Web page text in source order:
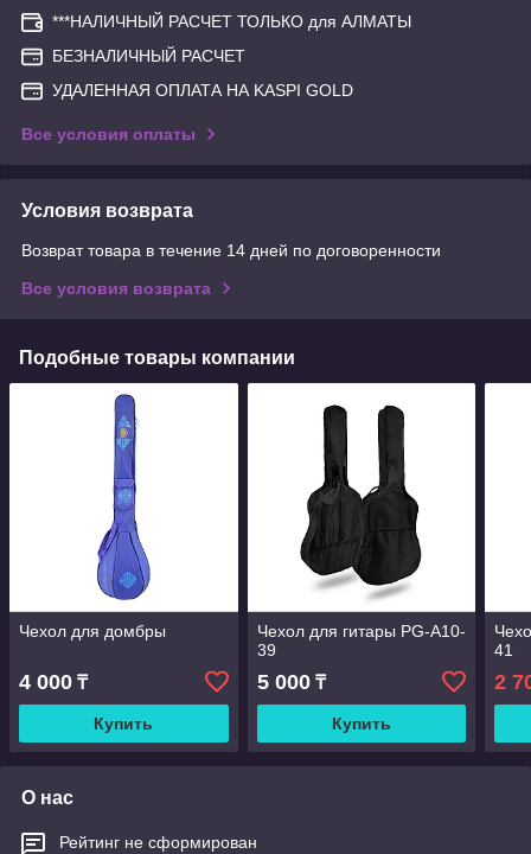
***НАЛИЧНЫЙ РАСЧЕТ ТОЛЬКО для АЛМАТЫ
БЕЗНАЛИЧНЫЙ РАСЧЕТ
УДАЛЕННАЯ ОПЛАТА НА KASPI GOLD
Все условия оплаты
Условия возврата
Возврат товара в течение 14 дней по договоренности
Все условия возврата
Подобные товары компании
Чехол для домбры
4 000 ₸
Купить
Чехол для гитары PG-A10-
39
5 000₸
Купить
41
2
О нас
Рейтинг не сформирован